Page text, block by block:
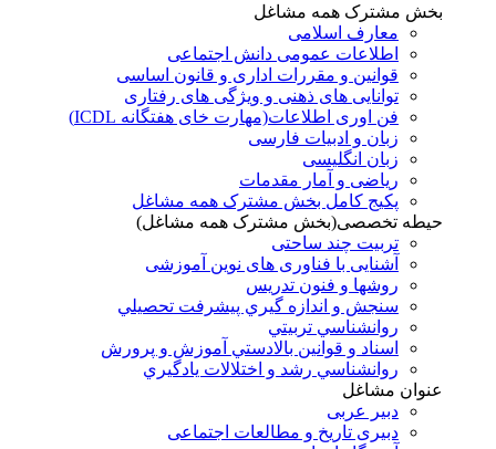
بخش مشترک همه مشاغل
معارف اسلامی
اطلاعات عمومی دانش اجتماعی
قوانین و مقررات اداری و قانون اساسی
توانایی های ذهنی و ویژگی های رفتاری
فن اوری اطلاعات(مهارت خای هفتگانه ICDL)
زبان و ادبیات فارسی
زبان انگلیسی
ریاضی و آمار مقدمات
پکیج کامل بخش مشترک همه مشاغل
حیطه تخصصی(بخش مشترک همه مشاغل)
تربیت چند ساحتی
آشنایی با فناوری های نوین آموزشی
روشها و فنون تدريس
سنجش و اندازه گيري پيشرفت تحصيلي
روانشناسي تربيتي
اسناد و قوانين بالادستي آموزش و پرورش
روانشناسي رشد و اختلالات يادگيري
عنوان مشاغل
دبير عربی
دبیری تاریخ و مطالعات اجتماعی